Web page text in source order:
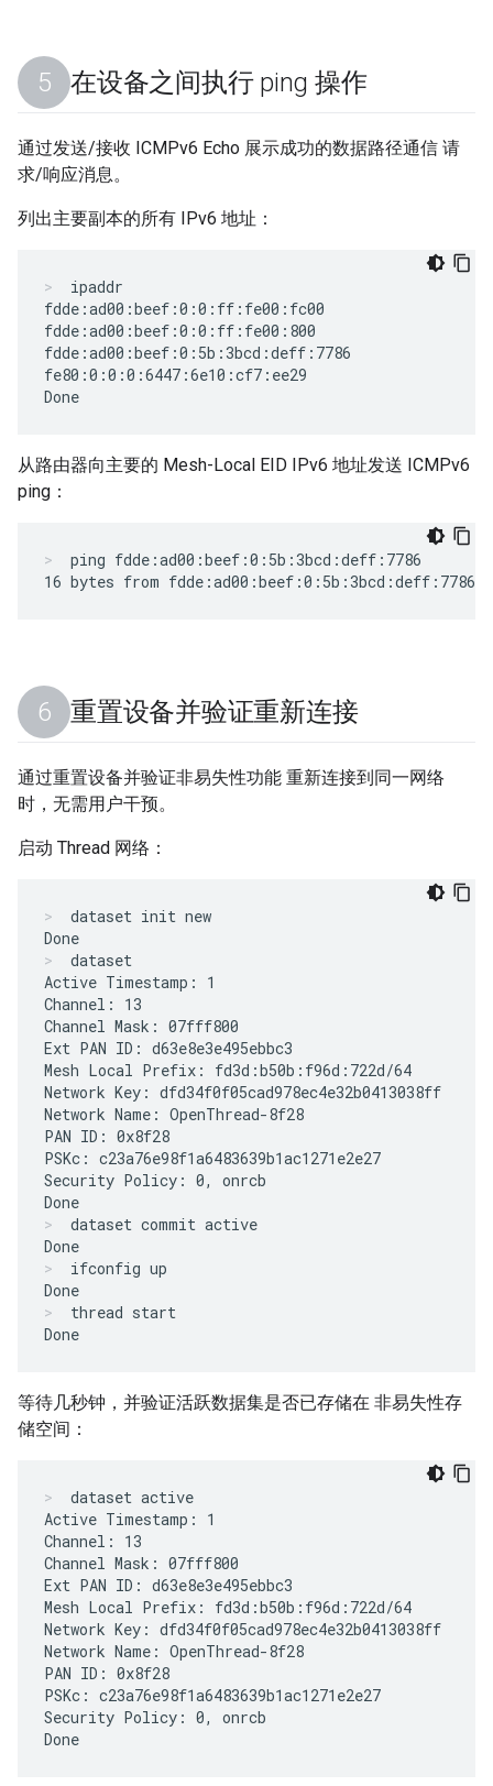
在设备之间执行 ping 操作
通过发送/接收 ICMPv6 Echo 展示成功的数据路径通信 请
求/响应消息。
列出主要副本的所有 IPv6 地址：
ipaddr
fdde:ad00:beef:0:0:ff:fe00:fc00
fdde:ad00:beef:0:0:ff:fe00:800
fdde:ad00:beef:0:5b:3bcd:deff:7786
fe80:0:0:0:6447:6e10:cf7:ee29
从路由器向主要的 Mesh-Local EID IPv6 地址发送 ICMPv6
ping：
ping fdde:ad00:beef:0:5b:3bcd:deff:7786
重置设备并验证重新连接
通过重置设备并验证非易失性功能 重新连接到同一网络
时，无需用户干预。
启动 Thread 网络：
dataset init new
dataset
Active Timestamp: 1
Channel: 13
Channel Mask: 07fff800
Ext PAN ID: d63e8e3e495ebbc3
Mesh Local Prefix: fd3d:b50b:f96d:722d/64
Network Key: dfd34f0f05cad978ec4e32b0413038ff
Network Name: OpenThread-8f28
PAN ID: 0x8f28
PSKc: c23a76e98f1a6483639b1ac1271e2e27
Security Policy: 0, onrcb
dataset commit active
ifconfig up
thread start
等待几秒钟，并验证活跃数据集是否已存储在 非易失性存
储空间：
dataset active
Active Timestamp: 1
Channel: 13
Channel Mask: 07fff800
Ext PAN ID: d63e8e3e495ebbc3
Mesh Local Prefix: fd3d:b50b:f96d:722d/64
Network Key: dfd34f0f05cad978ec4e32b0413038ff
Network Name: OpenThread-8f28
PAN ID: 0x8f28
PSKc: c23a76e98f1a6483639b1ac1271e2e27
Security Policy: 0, onrcb